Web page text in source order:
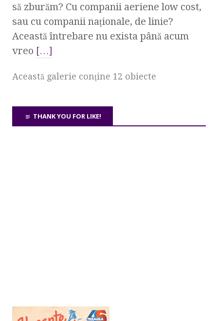
să zburăm? Cu companii aeriene low cost,
sau cu companii naţionale, de linie?
Această întrebare nu exista până acum
vreo […]
Această galerie conţine 12 obiecte
THANK YOU FOR LIKE!